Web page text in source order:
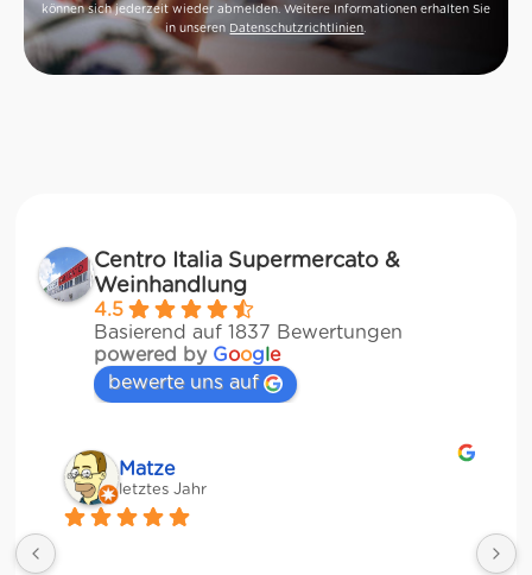
können sich jederzeit wieder abmelden. Weitere Informationen erhalten Sie
in unseren Datenschutzrichtlinien
Centro Italia Supermercato &
Weinhandlung
4.5
Basierend auf 1837 Bewertungen
powered by Google
bewerte uns auf
Matze
letztes Jahr